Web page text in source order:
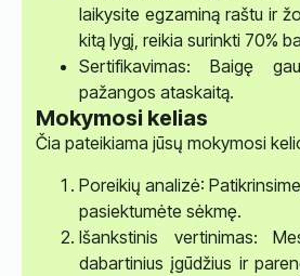
laikysite egzaminą raštu ir
kitą lygį, reikia surinkti 70%
Sertifikavimas: Baigę
pažangos ataskaitą.
Mokymosi kelias
Čia pateikiama jūsų mokymosi
Poreikių analizė:
pasiektumėte sėkmę.
Išankstinis vertinimas:
dabartinius įgūdžius ir